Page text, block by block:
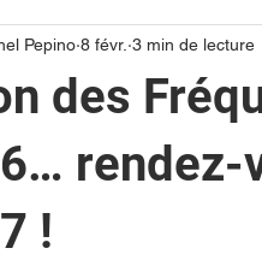
des
rendez-
!
Pepino 8 févr. 3 min de lecture